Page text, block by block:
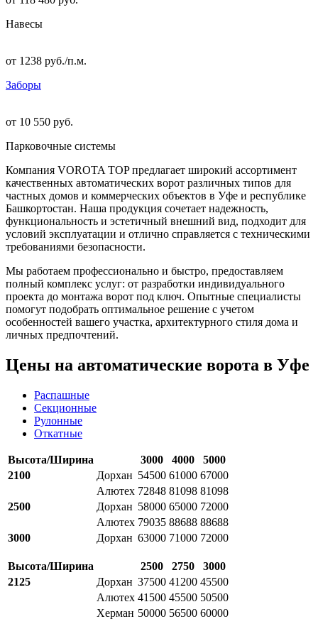
Навесы
от 1238 руб./п.м.
Заборы
от 10 550 руб.
Парковочные системы
Компания VOROTA TOP предлагает широкий ассортимент
качественных автоматических ворот различных типов для
частных домов и коммерческих объектов в Уфе и республике
Башкортостан. Наша продукция сочетает надежность,
функциональность и эстетичный внешний вид, подходит для
условий эксплуатации и отлично справляется с техническими
требованиями безопасности.
Мы работаем профессионально и быстро, предоставляем
полный комплекс услуг: от разработки индивидуального
проекта до монтажа ворот под ключ. Опытные специалисты
помогут подобрать оптимальное решение с учетом
особенностей вашего участка, архитектурного стиля дома и
личных предпочтений.
Цены на автоматические ворота в Уфе
Распашные
Секционные
Рулонные
Откатные
Высота/Ширина 3000 4000
5000
2100
Дорхан 54500 61000 67000
Алютех 72848 81098 81098
2500
Дорхан 58000 65000 72000
Алютех 79035 88688 88688
3000
Дорхан 63000 71000 72000
Высота/Ширина 2500 2750
3000
2125
Дорхан 37500 41200 45500
Алютех 41500 45500 50500
Херман 50000 56500 60000